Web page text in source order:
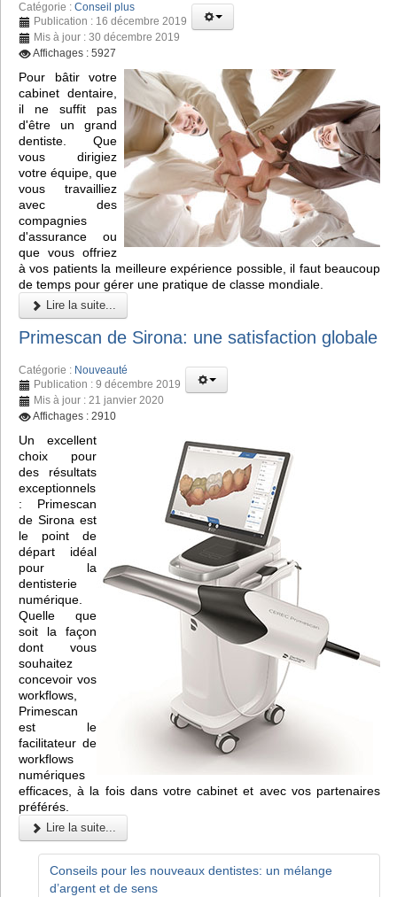
Catégorie : Conseil plus
Publication : 16 décembre 2019
Mis à jour : 30 décembre 2019
Affichages : 5927
Pour bâtir votre
cabinet dentaire,
il ne suffit pas
d'être un grand
dentiste. Que
vous dirigiez
votre équipe, que
vous travailliez
avec des
compagnies
d'assurance ou
que vous offriez
à vos patients la meilleure expérience possible, il faut beaucoup
de temps pour gérer une pratique de classe mondiale.
Lire la suite...
Primescan de Sirona: une satisfaction globale
Catégorie : Nouveauté
Publication : 9 décembre 2019
Mis à jour : 21 janvier 2020
Affichages : 2910
Un excellent
choix pour
des résultats
exceptionnels
: Primescan
de Sirona est
le point de
départ idéal
pour la
dentisterie
numérique.
Quelle que
soit la façon
dont vous
souhaitez
concevoir vos
workflows,
Primescan
est le
facilitateur de
workflows
numériques
efficaces, à la fois dans votre cabinet et avec vos partenaires
préférés.
Lire la suite...
Conseils pour les nouveaux dentistes: un mélange
d’argent et de sens